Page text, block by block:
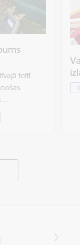
teltī